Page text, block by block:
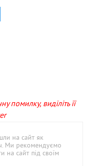
помилку, виділіть її
на сайт як
Ми рекомендуємо
на сайт під своїм